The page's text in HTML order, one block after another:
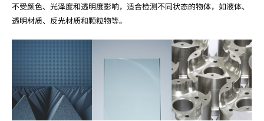
不受颜色、光泽度和透明度影响，适合检测不同状态的物体，如液体、
透明材质、反光材质和颗粒物等。